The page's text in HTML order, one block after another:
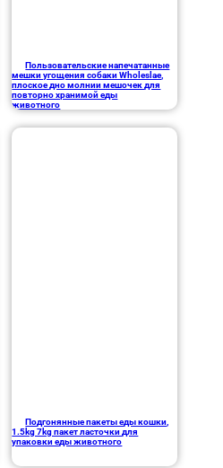
Пользовательские напечатанные
мешки угощения собаки Wholeslae,
плоское дно молнии мешочек для
повторно хранимой еды
животного
Подгонянные пакеты еды кошки,
1.5kg 7kg пакет ласточки для
упаковки еды животного